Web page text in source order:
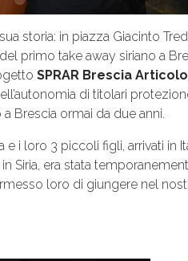
storia: in piazza Giacinto
primo take away siriano a
SPRAR Brescia
di titolari
Brescia ormai da due anni.
i loro 3 piccoli figli, arrivati in
Siria, era stata
loro di giungere nel